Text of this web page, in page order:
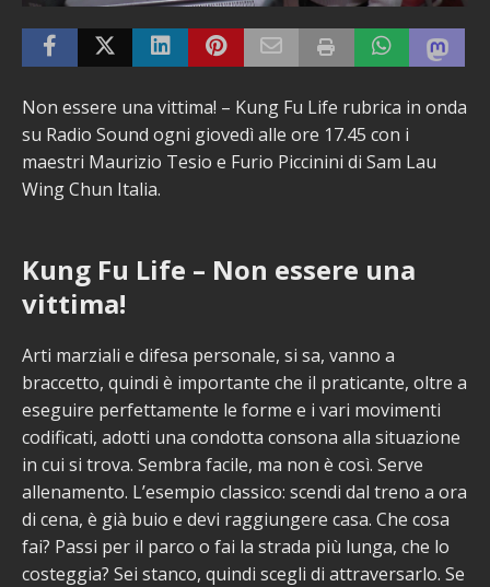
Non essere una vittima! – Kung Fu Life rubrica in onda
su Radio Sound ogni giovedì alle ore 17.45 con i
maestri Maurizio Tesio e Furio Piccinini di Sam Lau
Wing Chun Italia.
Kung Fu Life – Non essere una
vittima!
Arti marziali e difesa personale, si sa, vanno a
braccetto, quindi è importante che il praticante, oltre a
eseguire perfettamente le forme e i vari movimenti
codificati, adotti una condotta consona alla situazione
in cui si trova. Sembra facile, ma non è così. Serve
allenamento. L’esempio classico: scendi dal treno a ora
di cena, è già buio e devi raggiungere casa. Che cosa
fai? Passi per il parco o fai la strada più lunga, che lo
costeggia? Sei stanco, quindi scegli di attraversarlo. Se